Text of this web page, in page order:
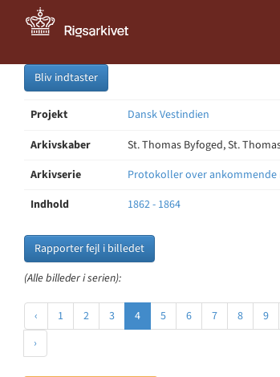
Bliv indtaster
Projekt
Dansk Vestindien
Arkivskaber
St. Thomas Byfoged, St.
Arkivserie
Protokoller over ankommende
Indhold
1862 - 1864
Rapporter fejl i billedet
(Alle billeder i serien):
‹ 1 2 3 4 5 6 7 8 9
›